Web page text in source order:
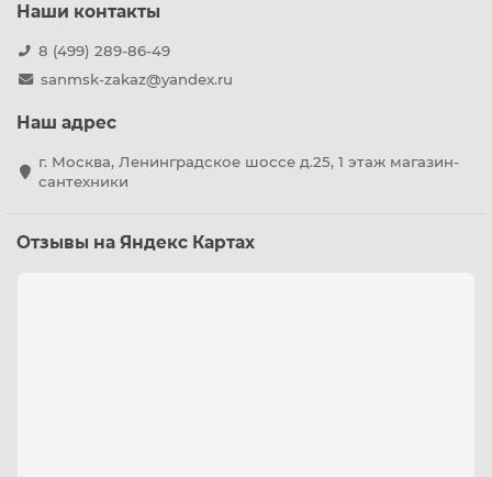
Наши контакты
8 (499) 289-86-49
sanmsk-zakaz@yandex.ru
Наш адрес
г. Москва, Ленинградское шоссе д.25, 1 этаж магазин-
сантехники
Отзывы на Яндекс Картах